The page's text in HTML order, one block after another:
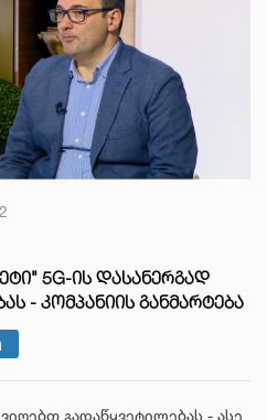
5G-ᲘᲡ ᲓᲐᲡᲐᲜᲔᲠᲒᲐᲓ
- ᲙᲝᲛᲞᲐᲜᲘᲘᲡ ᲒᲐᲜᲛᲐᲠᲢᲔᲑᲐ
გადაწყვეტილებას - ასე